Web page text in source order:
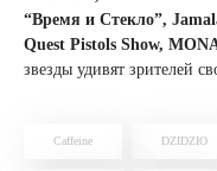
“Время и Стекло”,
Quest Pistols Show,
звезды удивят зрителей
Caffeine DZIDZIO